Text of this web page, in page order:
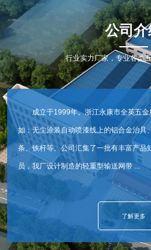
公司介
行业实力厂家，专业各类
成立于1999年。浙江永康市全英五
如：无尘涂装自动喷漆线上的铝合金治具
条、铁杆等。公司汇集了一批有丰富产品
员，我厂设计制造的轻重型输送网带 ...
了解更多